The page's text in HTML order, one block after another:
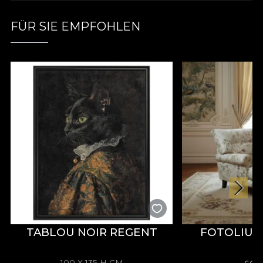
Länder, wo Realität und Mythos sich vermischen
ewigen Elemente kunstvoll zu verweben, indem
sie das Alte und das Neue, das Absurde und das
Konkrete, das Traditionelle und das Moderne
zusammenbringen. Die Wurzeln der Schöpfung,
tief im Boden unter uns verankert, ermutigen uns,
das kulturelle Erbe zu erkunden, das von
Generation zu Generation weitergegeben wird. Im
Zentrum unserer Tapeten steht die Tradition in all
ihrer Fülle. So, nachdem wir mit Schönheit erfüllt
wurden, kehrten wir nach Hause zurück, mit einer
Tasche voller Inspiration und einer Seele, die bereit
ist zu erschaffen. Wir machten uns daran,
Elemente aus der rumänischen Sprache, Kleidung
modernen und mutigen Form neu zu
FÜR SIE EMPFOHLEN
TABLOU NOIR REGENT FOTOLIU